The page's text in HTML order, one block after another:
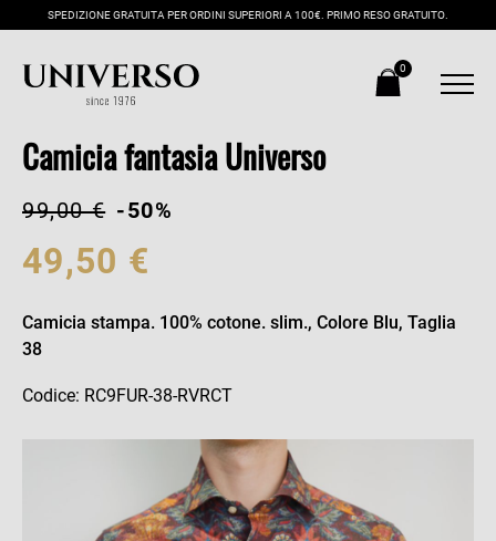
SPEDIZIONE GRATUITA PER ORDINI SUPERIORI A 100€. PRIMO RESO GRATUITO.
0
Camicia fantasia Universo
99,00 € -50%
49,50 €
Camicia stampa. 100% cotone. slim., Colore Blu, Taglia
38
Codice: RC9FUR-38-RVRCT